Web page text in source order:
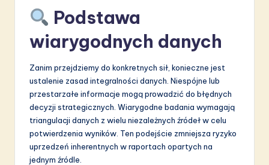
w
o
Podstawa
wiarygodnych danych
Zanim przejdziemy do konkretnych sił, konieczne jest
ustalenie zasad integralności danych. Niespójne lub
przestarzałe informacje mogą prowadzić do błędnych
decyzji strategicznych. Wiarygodne badania wymagają
triangulacji danych z wielu niezależnych źródeł w celu
potwierdzenia wyników. Ten podejście zmniejsza ryzyko
uprzedzeń inherentnych w raportach opartych na
jednym źródle.